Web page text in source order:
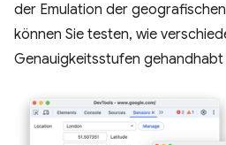
der Emulation der
können Sie testen, wie
Genauigkeitsstufen gehandhabt